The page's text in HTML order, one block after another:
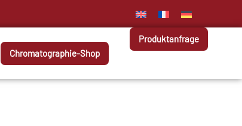
Chromatographie-Shop
Produktanfrage